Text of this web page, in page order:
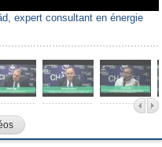
expert consultant en énergie